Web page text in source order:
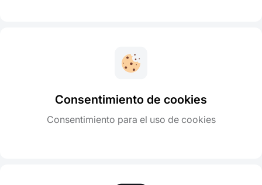
Consentimiento de cookies
Consentimiento para el uso de cookies